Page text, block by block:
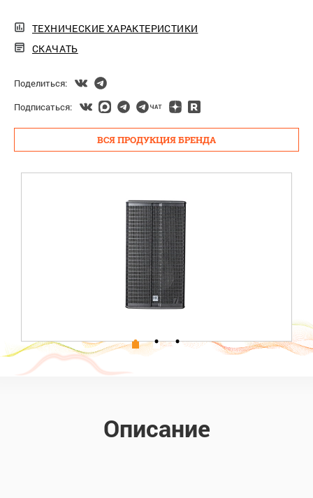
ТЕХНИЧЕСКИЕ ХАРАКТЕРИСТИКИ
СКАЧАТЬ
Поделиться:
Подписаться:
ВСЯ ПРОДУКЦИЯ БРЕНДА
Описание